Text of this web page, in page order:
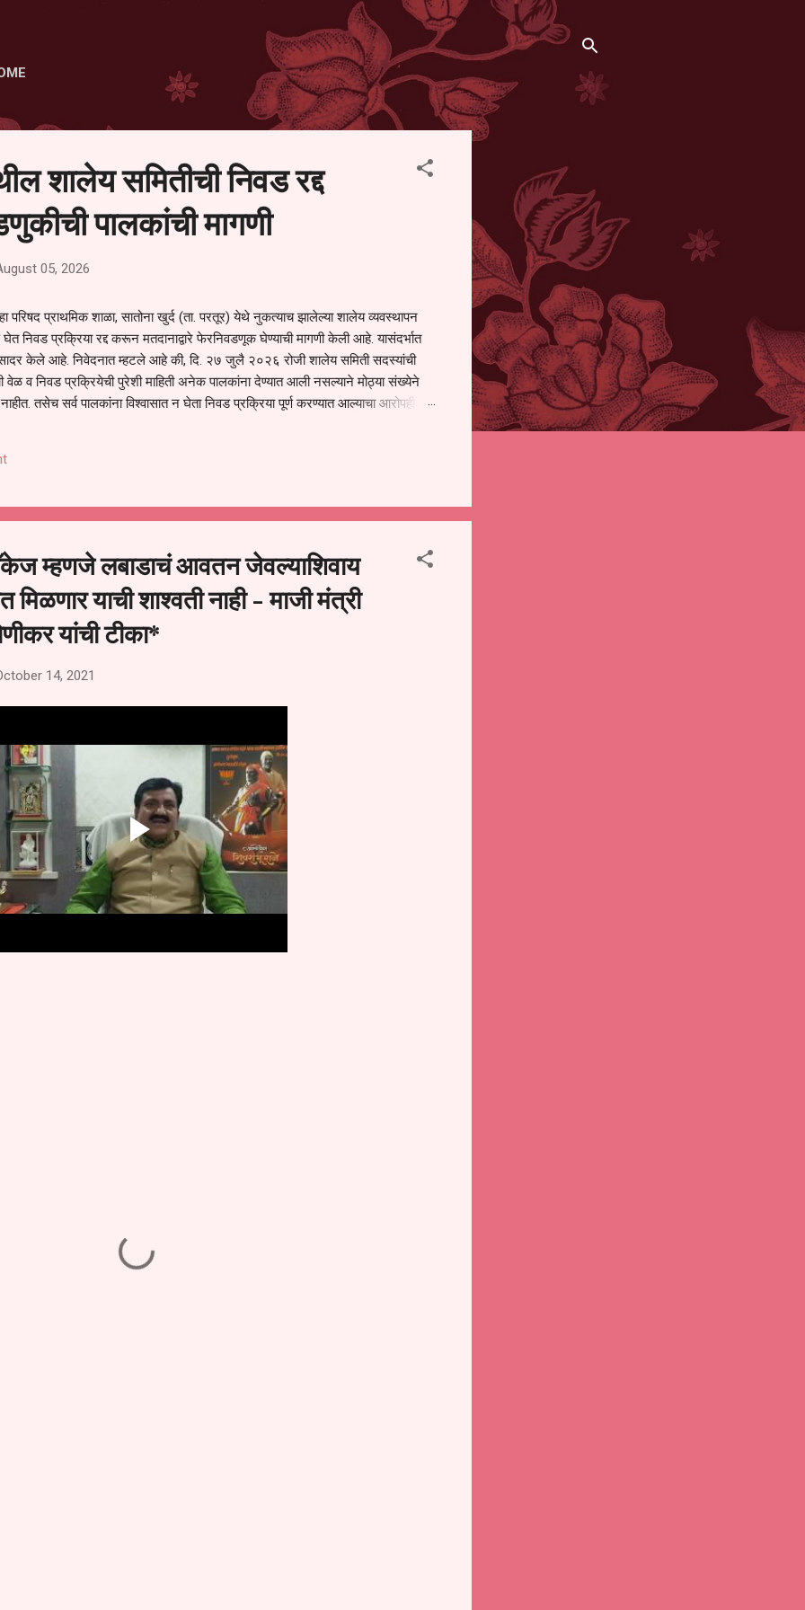
शालेय समितीची निवड रद्द
पालकांची मागणी
05, 2026
परिषद प्राथमिक शाळा, सातोना खुर्द (ता. परतूर) येथे नुकत्याच झालेल्या शालेय व्यवस्थापन
घेत निवड प्रक्रिया रद्द करून मतदानाद्वारे फेरनिवडणूक घेण्याची मागणी केली आहे. यासंदर्भात
सादर केले आहे. निवेदनात म्हटले आहे की, दि. २७ जुलै २०२६ रोजी शालेय समिती सदस्यांची
वेळ व निवड प्रक्रियेची पुरेशी माहिती अनेक पालकांना देण्यात आली नसल्याने मोठ्या संख्येने
तसेच सर्व पालकांना विश्वासात न घेता निवड प्रक्रिया पूर्ण करण्यात आल्याचा आरोपही
मागणी पालकांनी केली आहे. या निवेदनाच्या प्रती जिल्हा शिक्षण अधिकारी (प्राथमिक),
परतूर यांनाही पाठविण्यात आल्या असून प्रशासन याबाबत काय निर्णय घेते, याकडे पालकांचे
म्हणजे लबाडाचं आवतन जेवल्याशिवाय
मिळणार याची शाश्वती नाही - माजी मंत्री
यांची टीका*
14, 2021